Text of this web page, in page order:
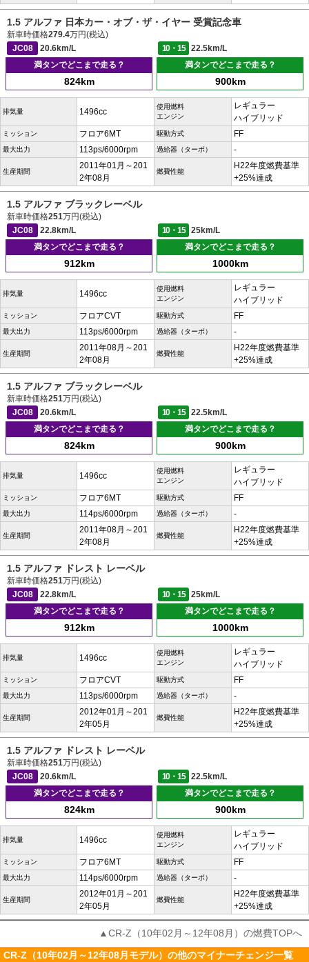
1.5 アルファ 日本カー・オブ・ザ・イヤー 受賞記念車
新車時価格279.4万円(税込)
JC08
20.6km/L 10・15
22.5km/L
満タンでどこまで走る？
824km
満タンでどこまで走る？
900km
排気量 1496cc
使用燃料
エンジン
レギュラー
ハイブリッド
ミッション フロア6MT 駆動方式 FF
最大出力 113ps/6000rpm 過給器（ターボ） -
生産期間
2011年01月～201
2年08月
燃費性能
H22年度燃費基準
+25%達成
1.5 アルファ ブラックレーベル
新車時価格251万円(税込)
JC08
22.8km/L 10・15
25km/L
満タンでどこまで走る？
912km
満タンでどこまで走る？
1000km
排気量 1496cc
使用燃料
エンジン
レギュラー
ハイブリッド
ミッション フロアCVT 駆動方式 FF
最大出力 113ps/6000rpm 過給器（ターボ） -
生産期間
2011年08月～201
2年08月
燃費性能
H22年度燃費基準
+25%達成
1.5 アルファ ブラックレーベル
新車時価格251万円(税込)
JC08
20.6km/L 10・15
22.5km/L
満タンでどこまで走る？
824km
満タンでどこまで走る？
900km
排気量 1496cc
使用燃料
エンジン
レギュラー
ハイブリッド
ミッション フロア6MT 駆動方式 FF
最大出力 114ps/6000rpm 過給器（ターボ） -
生産期間
2011年08月～201
2年08月
燃費性能
H22年度燃費基準
+25%達成
1.5 アルファ ドレスト レーベル
新車時価格251万円(税込)
JC08
22.8km/L 10・15
25km/L
満タンでどこまで走る？
912km
満タンでどこまで走る？
1000km
排気量 1496cc
使用燃料
エンジン
レギュラー
ハイブリッド
ミッション フロアCVT 駆動方式 FF
最大出力 113ps/6000rpm 過給器（ターボ） -
生産期間
2012年01月～201
2年05月
燃費性能
H22年度燃費基準
+25%達成
1.5 アルファ ドレスト レーベル
新車時価格251万円(税込)
JC08
20.6km/L 10・15
22.5km/L
満タンでどこまで走る？
824km
満タンでどこまで走る？
900km
排気量 1496cc
使用燃料
エンジン
レギュラー
ハイブリッド
ミッション フロア6MT 駆動方式 FF
最大出力 114ps/6000rpm 過給器（ターボ） -
生産期間
2012年01月～201
2年05月
燃費性能
H22年度燃費基準
+25%達成
▲CR-Z（10年02月～12年08月）の燃費TOPへ
CR-Z（10年02月～12年08月モデル）の他のマイナーチェンジ一覧